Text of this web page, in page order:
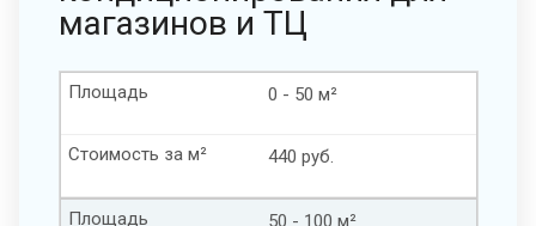
магазинов и ТЦ
0 - 50 м²
Площадь
440 руб.
Стоимость за м²
50 - 100 м²
Площадь